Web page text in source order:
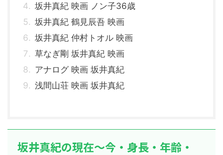
坂井真紀 映画 ノン子36歳
坂井真紀 鶴見辰吾 映画
坂井真紀 仲村トオル 映画
草なぎ剛 坂井真紀 映画
アナログ 映画 坂井真紀
浅間山荘 映画 坂井真紀
坂井真紀の現在～今・身長・年齢・